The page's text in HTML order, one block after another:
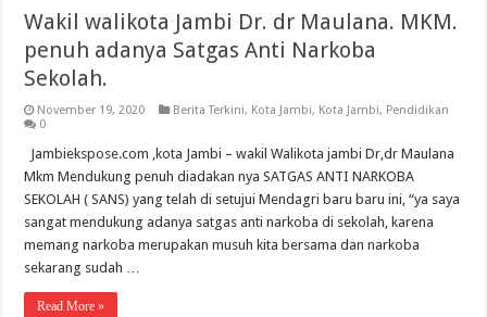
Wakil walikota Jambi Dr. dr Maulana. MKM.
penuh adanya Satgas Anti Narkoba
Sekolah.
November 19, 2020 Berita Terkini, Kota Jambi, Kota Jambi, Pendidikan
0
Jambiekspose.com ,kota Jambi – wakil Walikota jambi Dr,dr Maulana
Mkm Mendukung penuh diadakan nya SATGAS ANTI NARKOBA
SEKOLAH ( SANS) yang telah di setujui Mendagri baru baru ini, “ya saya
sangat mendukung adanya satgas anti narkoba di sekolah, karena
memang narkoba merupakan musuh kita bersama dan narkoba
sekarang sudah …
Read More »